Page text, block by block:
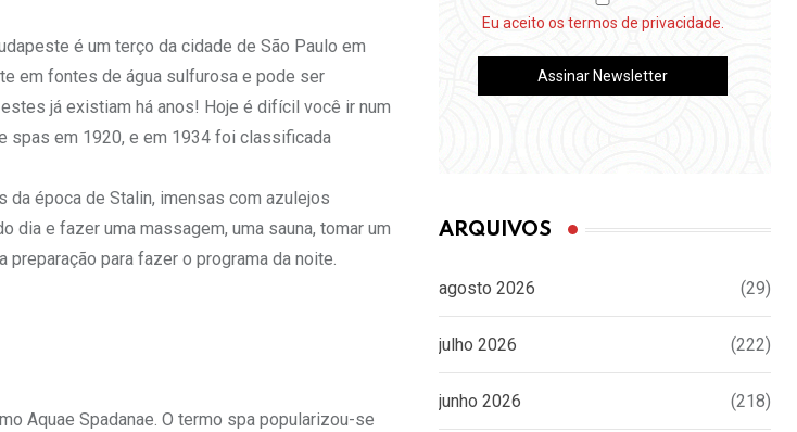
é um terço da cidade de São Paulo em
em fontes de água sulfurosa e pode ser
já existiam há anos! Hoje é difícil você ir num
spas em 1920, e em 1934 foi classificada
época de Stalin, imensas com azulejos
dia e fazer uma massagem, uma sauna, tomar um
para fazer o programa da noite.
Aquae Spadanae. O termo spa popularizou-se
Eu aceito os termos de privacidade.
ARQUIVOS
agosto 2026 (29)
julho 2026 (222)
junho 2026 (218)